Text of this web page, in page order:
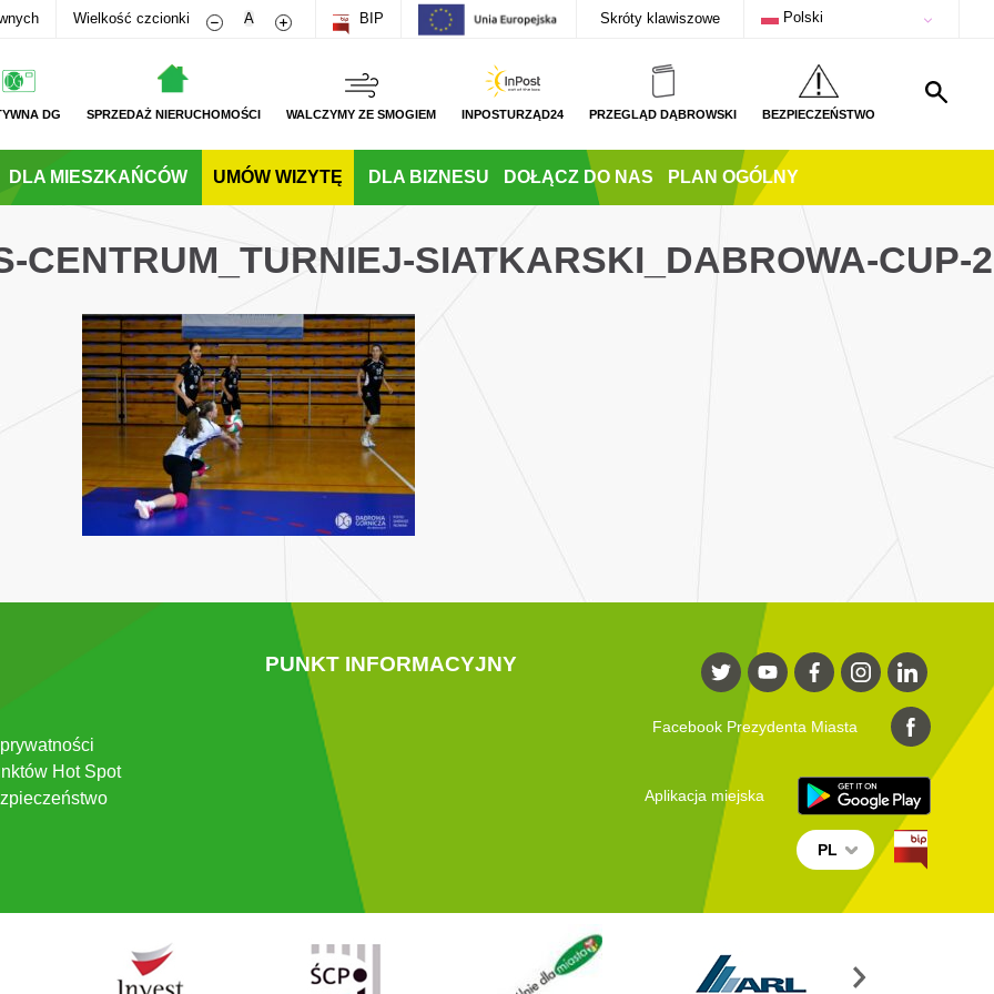
Wielkość czcionki Zmniejsz rozmiar czcionki
A Zwiększ rozmiar czcionki
BIP Skróty klawiszowe Polski
DG SPRZEDAŻ NIERUCHOMOŚCI WALCZYMY ZE SMOGIEM INPOSTURZĄD24 PRZEGLĄD DĄBROWSKI BEZPIECZEŃSTWO
DLA MIESZKAŃCÓW UMÓW WIZYTĘ DLA BIZNESU DOŁĄCZ DO NAS PLAN OGÓLNY
CENTRUM_TURNIEJ-SIATKARSKI_DABROWA-CUP-2
Hot Spot
PUNKT INFORMACYJNY
Facebook Prezydenta Miasta
Aplikacja miejska
PL